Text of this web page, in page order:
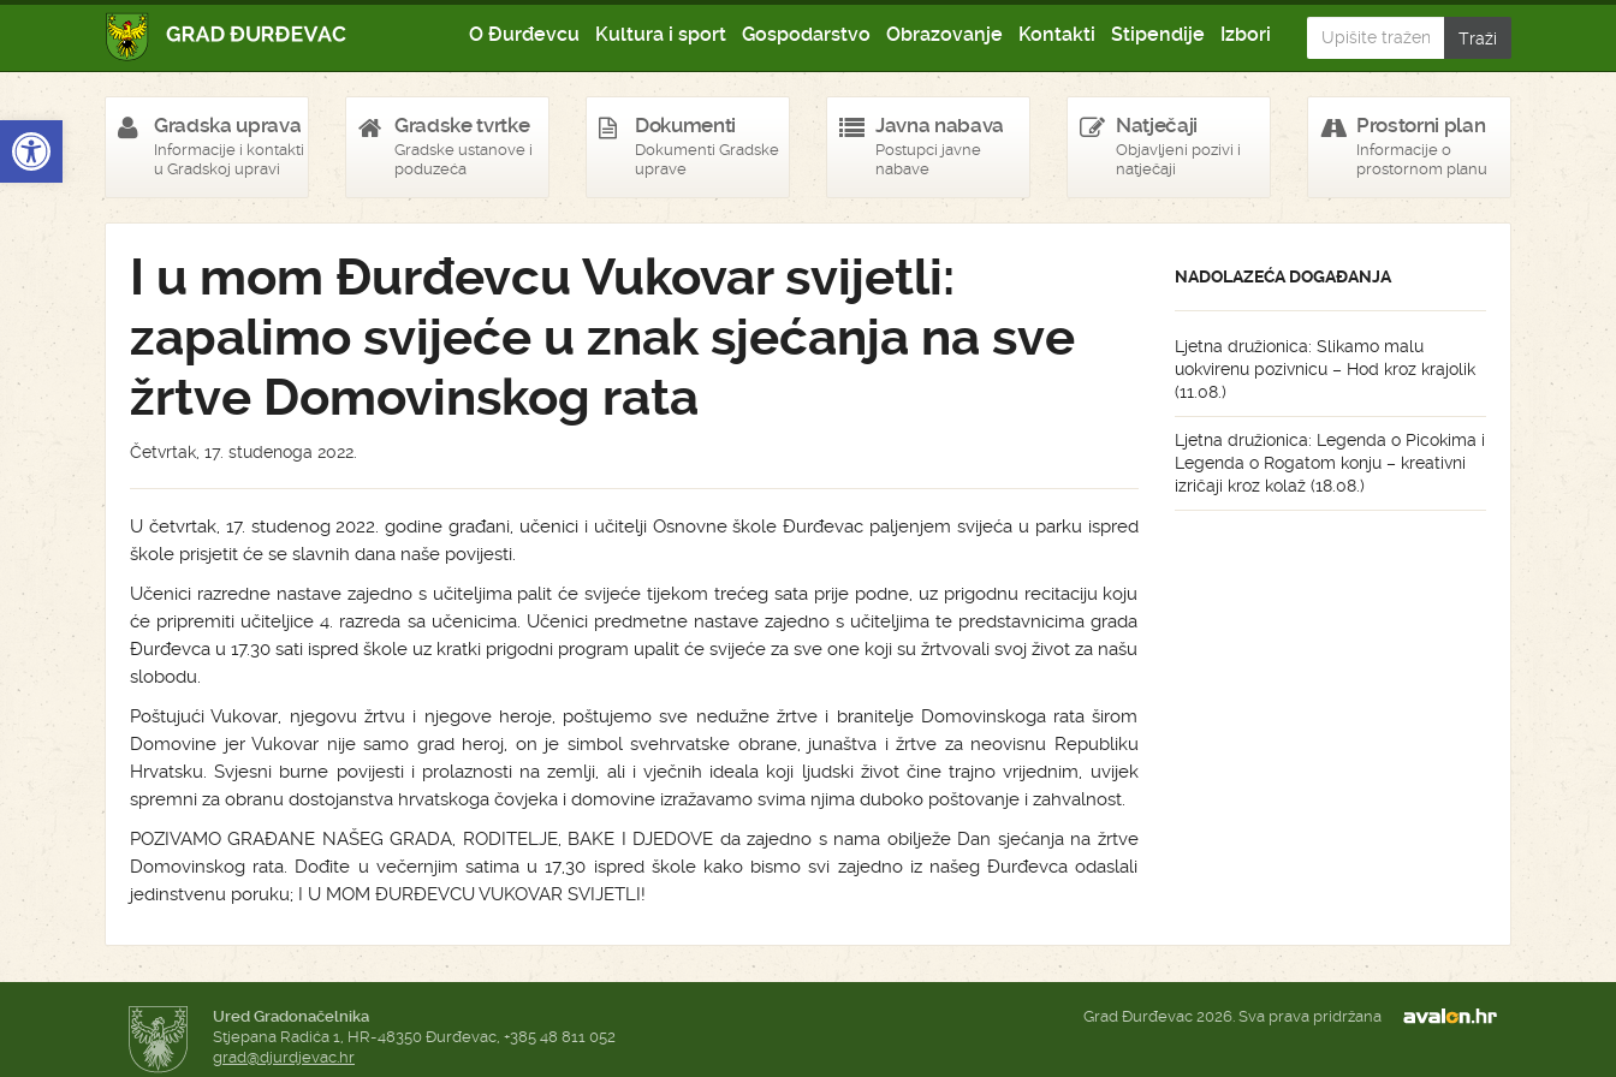
Open toolbar
O Đurđevcu Kultura i sport Gospodarstvo Obrazovanje Kontakti Stipendije Izbori
Gradska uprava
Informacije i kontakti
u Gradskoj upravi
Gradske tvrtke
Gradske ustanove i
poduzeća
Dokumenti
Dokumenti Gradske
uprave
Javna nabava
Postupci javne
nabave
Natječaji
Objavljeni pozivi i
natječaji
Prostorni plan
Informacije o
prostornom planu
I u mom Đurđevcu Vukovar svijetli:
zapalimo svijeće u znak sjećanja na sve
žrtve Domovinskog rata
Četvrtak, 17. studenoga 2022.
U četvrtak, 17. studenog 2022. godine građani, učenici i učitelji Osnovne škole Đurđevac paljenjem svijeća u parku ispred
škole prisjetit će se slavnih dana naše povijesti.
Učenici razredne nastave zajedno s učiteljima palit će svijeće tijekom trećeg sata prije podne, uz prigodnu recitaciju koju
će pripremiti učiteljice 4. razreda sa učenicima. Učenici predmetne nastave zajedno s učiteljima te predstavnicima grada
Đurđevca u 17.30 sati ispred škole uz kratki prigodni program upalit će svijeće za sve one koji su žrtvovali svoj život za našu
slobodu.
Poštujući Vukovar, njegovu žrtvu i njegove heroje, poštujemo sve nedužne žrtve i branitelje Domovinskoga rata širom
Domovine jer Vukovar nije samo grad heroj, on je simbol svehrvatske obrane, junaštva i žrtve za neovisnu Republiku
Hrvatsku. Svjesni burne povijesti i prolaznosti na zemlji, ali i vječnih ideala koji ljudski život čine trajno vrijednim, uvijek
spremni za obranu dostojanstva hrvatskoga čovjeka i domovine izražavamo svima njima duboko poštovanje i zahvalnost.
POZIVAMO GRAĐANE NAŠEG GRADA, RODITELJE, BAKE I DJEDOVE da zajedno s nama obilježe Dan sjećanja na žrtve
Domovinskog rata. Dođite u večernjim satima u 17,30 ispred škole kako bismo svi zajedno iz našeg Đurđevca odaslali
jedinstvenu poruku; I U MOM ĐURĐEVCU VUKOVAR SVIJETLI!
NADOLAZEĆA DOGAĐANJA
Ljetna družionica: Slikamo malu
uokvirenu pozivnicu – Hod kroz krajolik
(11.08.)
Ljetna družionica: Legenda o Picokima i
Legenda o Rogatom konju – kreativni
izričaji kroz kolaž (18.08.)
Ured Gradonačelnika
Stjepana Radića 1, HR-48350 Đurđevac, +385 48 811 052
grad@djurdjevac.hr
Grad Đurđevac 2026. Sva prava pridržana